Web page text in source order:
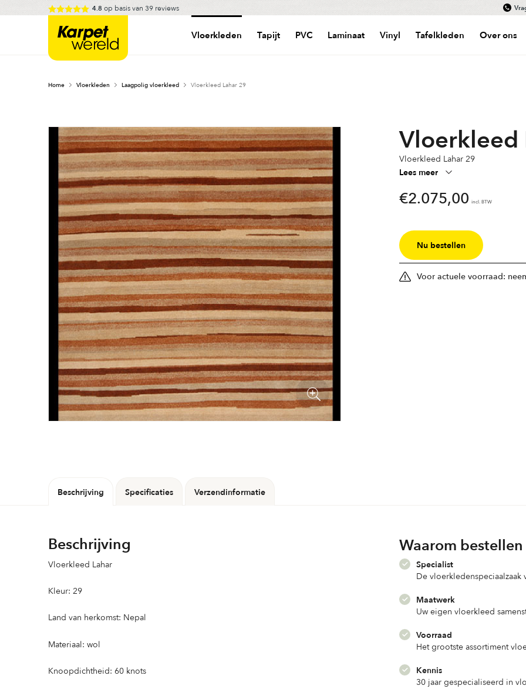
to
4.8 op basis van 39 reviews
Karpetwereld Vloerkleden Tapijt PVC Laminaat Vinyl Tafelkleden Over ons
Home Vloerkleden Laagpolig vloerkleed Vloerkleed Lahar 29
Vloerkleed
Vloerkleed Lahar 29
Lees meer
€2.075,00 incl. BTW
Nu bestellen
Voor actuele voorraad:
Beschrijving Specificaties Verzendinformatie
Beschrijving
Vloerkleed Lahar
Kleur: 29
Land van herkomst: Nepal
Materiaal: wol
Knoopdichtheid: 60 knots
Waarom
Specialist
De vloerkledenspeciaalzaak
Maatwerk
Uw eigen vloerkleed
Voorraad
Het grootste assortiment
Kennis
30 jaar gespecialiseerd in